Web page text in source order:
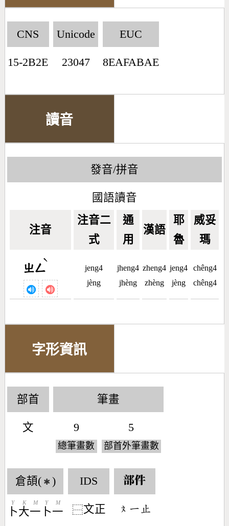
CNS
15-2B2E
Unicode
23047
EUC
8EAFABAE
讀音
發音/拼音
國語讀音
注音
注音二
式
通
用
漢語
耶
魯
威妥
瑪
ㄓㄥ
ˋ
jeng4
jèng
jheng4
jhèng
zheng4
zhèng
jeng4
jèng
chêng4
chêng4
字形資訊
部首
文
筆畫
9
總筆畫數
5
部首外筆畫數
倉頡( ✱ )
卜
Y
大
K
一
M
卜
Y
一
M
IDS
⿱文正
部件
󶃷󶀀󶃍